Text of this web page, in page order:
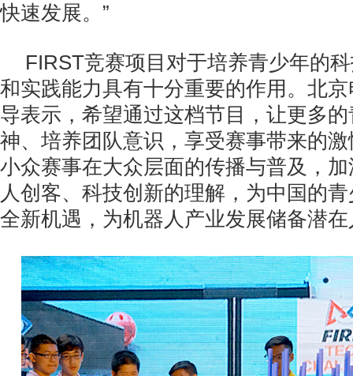
快速发展。”
FIRST竞赛项目对于培养青少年的
和实践能力具有十分重要的作用。北
导表示，希望通过这档节目，让更多
神、培养团队意识，享受赛事带来的
小众赛事在大众层面的传播与普及，
人创客、科技创新的理解，为中国的
全新机遇，为机器人产业发展储备潜